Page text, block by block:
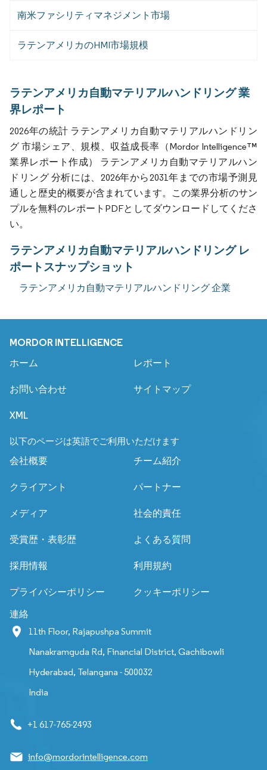
南米ファシリティマネジメント市場
ラテンアメリカのHMI市場規模
ラテンアメリカ自動マテリアルハンドリング 業
界レポート
2026年の統計 ラテンアメリカ自動マテリアルハンドリン
グ 市場シェア、規模、収益成長率（Mordor Intelligence™
業界レポート作成） ラテンアメリカ自動マテリアルハン
ドリング 分析には、2026年から2031年までの市場予測見
通しと歴史的概要が含まれています。この業界分析のサン
プルを無料のレポートPDFとしてダウンロードしてくださ
い。
ラテンアメリカ自動マテリアルハンドリング レ
ポートスナップショット
ラテンアメリカ自動マテリアルハンドリング 企業
MORDOR INTELLIGENCE
ホーム レポート
お問い合わせ サイトマップ
XML
以下のページは英語でご利用いただけます
会社概要
チーム紹介
クライアント パートナー
メディア 社会的責任
受賞歴・表彰歴 よくある質問
採用情報 利用規約
プライバシーポリシー クッキーポリシー
連絡
11th Floor, Rajapushpa Summit
Nanakramguda Rd, Financial District, Gachibowli
Hyderabad, Telangana - 500032
India
+1 617-765-2493
info@mordorintelligence.com